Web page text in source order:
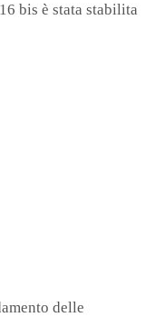
bis è stata stabilita
delle